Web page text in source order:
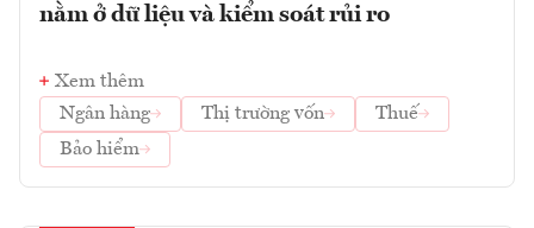
nằm ở dữ liệu và kiểm soát rủi ro
Xem thêm
Ngân hàng
Thị trường vốn
Thuế
Bảo hiểm